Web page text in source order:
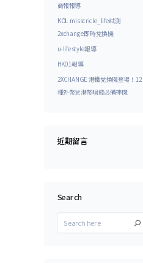
商報報導
KOL misscricle_life試測
2xchange即時兌換機
u-lifestyle報導
HK01報導
2XCHANGE 港鐵兌換機登場！12
種外幣兌港幣唱錢必備神機
近期留言
Search